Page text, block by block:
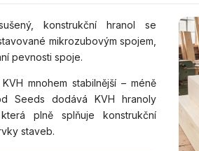
konstrukční hranol se
mikrozubovým spojem,
pevnosti spoje.
mnohem stabilnější – méně
Seeds dodává KVH hranoly
plně splňuje konstrukční
staveb.